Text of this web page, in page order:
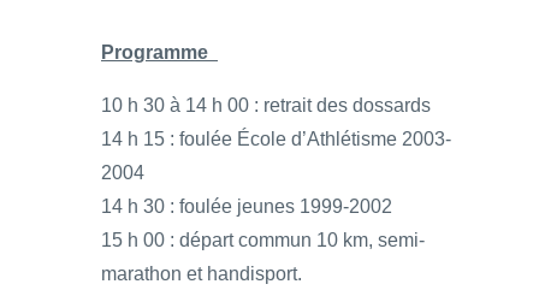
Programme
10 h 30 à 14 h 00 : retrait des dossards
14 h 15 : foulée École d’Athlétisme 2003-
2004
14 h 30 : foulée jeunes 1999-2002
15 h 00 : départ commun 10 km, semi-
marathon et handisport.